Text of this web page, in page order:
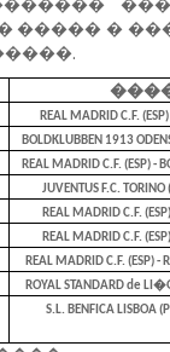
����� �
REAL MADRID C.F.
BOLDKLUBBEN 1913
REAL MADRID C.F. (ESP) -
JUVENTUS F.C.
REAL MADRID C.F.
REAL MADRID C.F.
REAL MADRID C.F. (ESP) -
ROYAL STANDARD de
S.L. BENFICA LISBOA